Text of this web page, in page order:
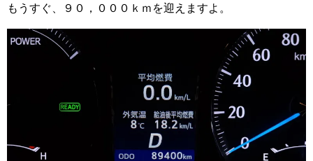
もうすぐ、９０，０００ｋｍを迎えますよ。